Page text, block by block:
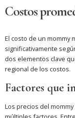
Costos
El costo de un mommy
significativamente
dos elementos clave
regional de los costos.
Factores que
Los precios del